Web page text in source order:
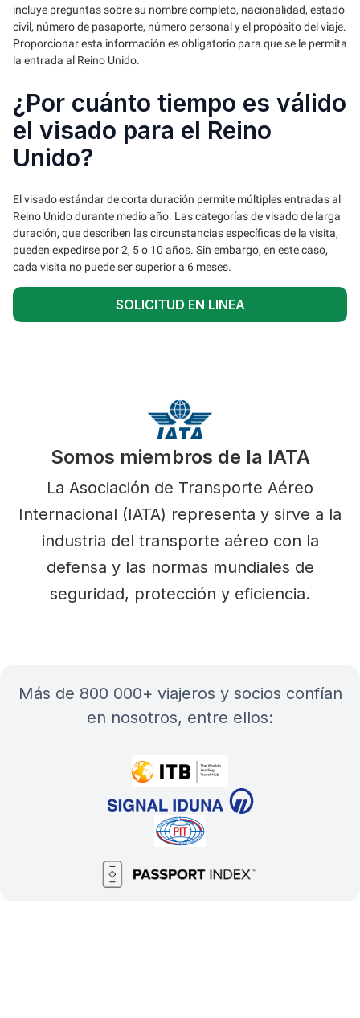
incluye preguntas sobre su nombre completo, nacionalidad, estado
civil, número de pasaporte, número personal y el propósito del viaje.
Proporcionar esta información es obligatorio para que se le permita
la entrada al Reino Unido.
¿Por cuánto tiempo es válido
el visado para el Reino
Unido?
El visado estándar de corta duración permite múltiples entradas al
Reino Unido durante medio año. Las categorías de visado de larga
duración, que describen las circunstancias específicas de la visita,
pueden expedirse por 2, 5 o 10 años. Sin embargo, en este caso,
cada visita no puede ser superior a 6 meses.
SOLICITUD EN LINEA
Somos miembros de la IATA
La Asociación de Transporte Aéreo
Internacional (IATA) representa y sirve a la
industria del transporte aéreo con la
defensa y las normas mundiales de
seguridad, protección y eficiencia.
más de 800 000+ viajeros y socios confían
en nosotros, entre ellos: